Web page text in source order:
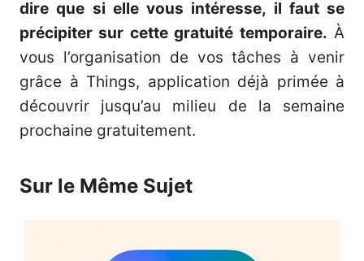
dire que si elle vous intéresse, il faut se
précipiter sur cette gratuité temporaire. À
vous l’organisation de vos tâches à venir
grâce à Things, application déjà primée à
découvrir jusqu’au milieu de la semaine
prochaine gratuitement.
Sur le Même Sujet